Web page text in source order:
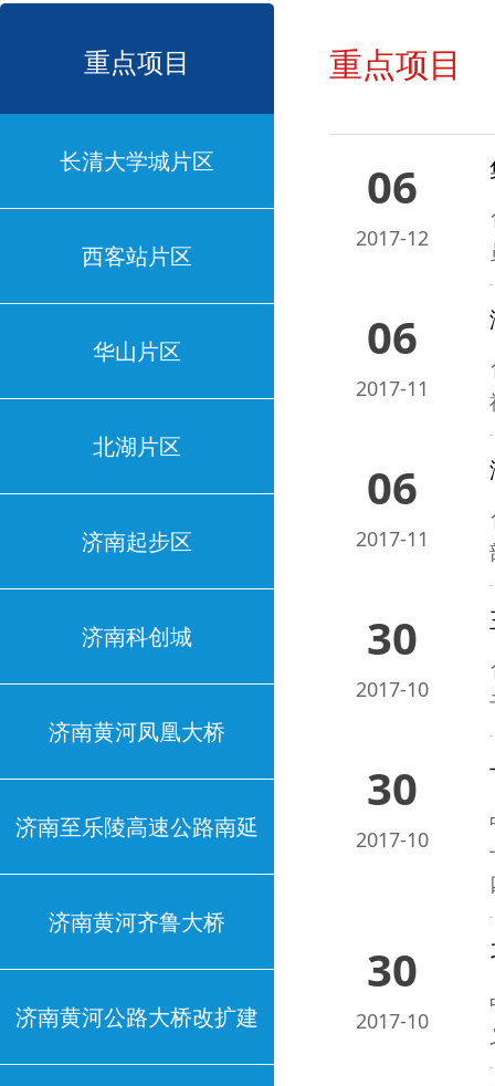
重点项目
长清大学城片区
西客站片区
华山片区
北湖片区
济南起步区
济南科创城
济南黄河凤凰大桥
济南至乐陵高速公路南延
济南黄河齐鲁大桥
济南黄河公路大桥改扩建
重点项目
06
2017-12
06
2017-11
06
2017-11
30
2017-10
30
2017-10
30
2017-10